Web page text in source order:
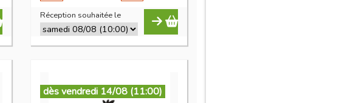
Réception souhaitée le
dès vendredi 14/08 (11:00)